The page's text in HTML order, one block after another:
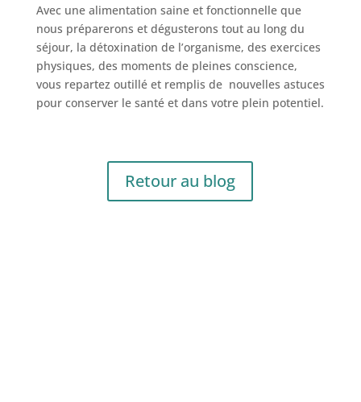
Avec une alimentation saine et fonctionnelle que
nous préparerons et dégusterons tout au long du
séjour, la détoxination de l’organisme, des exercices
physiques, des moments de pleines conscience,
vous repartez outillé et remplis de nouvelles astuces
pour conserver le santé et dans votre plein potentiel.
Retour au blog